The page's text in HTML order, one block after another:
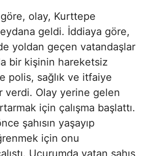
olay, Kurttepe
geldi. İddiaya göre,
yoldan geçen vatandaşlar
bir kişinin hareketsiz
polis, sağlık ve itfaiye
verdi. Olay yerine gelen
için çalışma başlattı.
şahısın yaşayıp
için onu